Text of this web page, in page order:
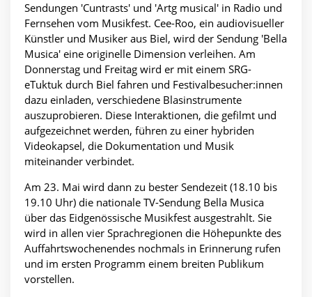
Sendungen 'Cuntrasts' und 'Artg musical' in Radio und
Fernsehen vom Musikfest. Cee-Roo, ein audiovisueller
Künstler und Musiker aus Biel, wird der Sendung 'Bella
Musica' eine originelle Dimension verleihen. Am
Donnerstag und Freitag wird er mit einem SRG-
eTuktuk durch Biel fahren und Festivalbesucher:innen
dazu einladen, verschiedene Blasinstrumente
auszuprobieren. Diese Interaktionen, die gefilmt und
aufgezeichnet werden, führen zu einer hybriden
Videokapsel, die Dokumentation und Musik
miteinander verbindet.
Am 23. Mai wird dann zu bester Sendezeit (18.10 bis
19.10 Uhr) die nationale TV-Sendung Bella Musica
über das Eidgenössische Musikfest ausgestrahlt. Sie
wird in allen vier Sprachregionen die Höhepunkte des
Auffahrtswochenendes nochmals in Erinnerung rufen
und im ersten Programm einem breiten Publikum
vorstellen.